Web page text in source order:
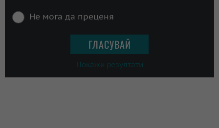
Не мога да преценя
Покажи резултати